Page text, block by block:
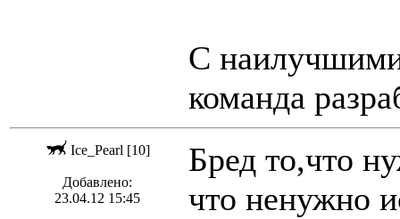
С
команда
Ice_Pearl [10]
Добавлено:
23.04.12 15:45
Бред то,что
что ненужно